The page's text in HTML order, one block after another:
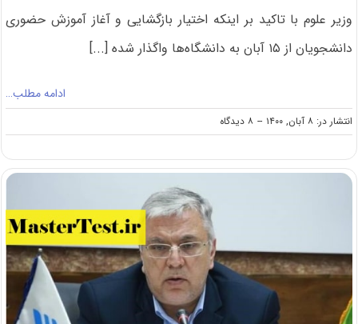
وزیر علوم با تاکید بر اینکه اختیار بازگشایی و آغاز آموزش حضوری
دانشجویان از ۱۵ آبان به دانشگاه‌ها واگذار شده [...]
ادامه مطلب…
انتشار در: ۸ آبان, ۱۴۰۰ -- ۸ دیدگاه
on
آخرین
وزارت
درباره
بازگشایی
دانشگاه‌ها